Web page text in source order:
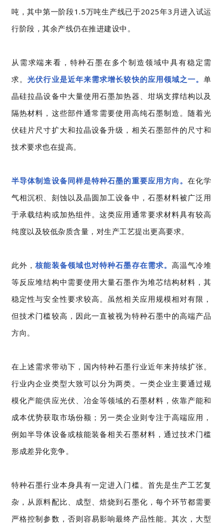
吨，其中第一阶段1.5万吨生产线已于2025年3月进入试运
行阶段 ，其余产线仍在推进建设中。
从需求端来看，特种石墨在多个制造领域中具有稳定需
求。光伏行业是近年来需求增长较快的应用领域之一。单
晶硅拉晶设备中大量使用石墨加热器、坩埚支撑结构以及
隔热材料，这些部件通常需要使用高纯石墨制造。随着光
伏硅片尺寸扩大和拉晶设备升级，相关石墨部件的尺寸和
技术要求也在提高。
半导体制造设备同样是特种石墨的重要应用方向。在化学
气相沉积、刻蚀以及晶圆加工设备中，石墨材料被广泛用
于承载结构或加热组件。这类应用通常要求材料具有较高
纯度以及较低杂质含量，对生产工艺提出更高要求。
此外，核能装备领域也对特种石墨存在需求。高温气冷堆
等反应堆结构中需要使用大量石墨作为堆芯结构材料，其
稳定性与安全性要求较高。虽然相关应用规模相对有限，
但技术门槛较高，因此一直被视为特种石墨中的高端产品
方向。
在上述需求带动下，国内特种石墨行业近年来持续扩张。
行业内企业类型大致可以分为两类。一类企业主要通过规
模化产能供应光伏、冶金等领域的石墨材料，依靠产能和
成本优势获取市场份额；另一类企业则专注于高端应用，
例如半导体设备或核能装备相关石墨材料，通过技术门槛
形成差异化竞争。
特种石墨行业本身具有一定进入门槛。首先是生产工艺复
杂，从原料配比、成型、焙烧到石墨化，每个环节都需要
严格控制参数，否则容易影响最终产品性能。其次，大型